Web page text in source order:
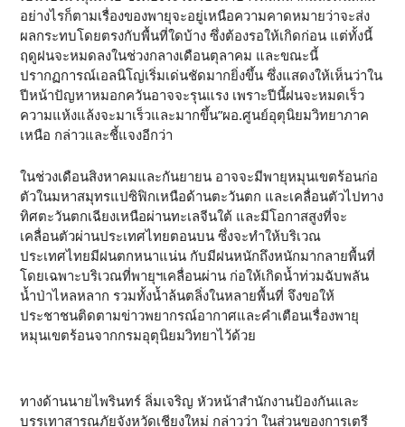
อย่างไรก็ตามเรื่องของพายุจะอยู่เหนือความคาดหมายว่าจะส่ง
ผลกระทบโดยตรงกับพื้นที่ใดบ้าง ซึ่งต้องรอให้เกิดก่อน แต่ทั้งนี้
ฤดูฝนจะหมดลงในช่วงกลางเดือนตุลาคม และขณะนี้
ปรากฏการณ์เอลนิโญ่เริ่มเด่นชัดมากยิ่งขึ้น ซึ่งแสดงให้เห็นว่าใน
ปีหน้าปัญหาหมอกควันอาจจะรุนแรง เพราะปีนี้ฝนจะหมดเร็ว
ความแห้งแล้งจะมาเร็วและมากขึ้น”ผอ.ศูนย์อุตุนิยมวิทยาภาค
เหนือ กล่าวและชี้แจงอีกว่า
ในช่วงเดือนสิงหาคมและกันยายน อาจจะมีพายุหมุนเขตร้อนก่อ
ตัวในมหาสมุทรแปซิฟิกเหนือด้านตะวันตก และเคลื่อนตัวไปทาง
ทิศตะวันตกเฉียงเหนือผ่านทะเลจีนใต้ และมีโอกาสสูงที่จะ
เคลื่อนตัวผ่านประเทศไทยตอนบน ซึ่งจะทำให้บริเวณ
ประเทศไทยมีฝนตกหนาแน่น กับมีฝนหนักถึงหนักมากลายพื้นที่
โดยเฉพาะบริเวณที่พายุฯเคลื่อนผ่าน ก่อให้เกิดน้ำท่วมฉับพลัน
น้ำป่าไหลหลาก รวมทั้งน้ำล้นตลิ่งในหลายพื้นที่ จึงขอให้
ประชาชนติดตามข่าวพยากรณ์อากาศและคำเตือนเรื่องพายุ
หมุนเขตร้อนจากกรมอุตุนิยมวิทยาไว้ด้วย
ทางด้านนายไพรินทร์ ลิ่มเจริญ หัวหน้าสำนักงานป้องกันและ
บรรเทาสารณภัยจังหวัดเชียงใหม่ กล่าวว่า ในส่วนของการเตรี